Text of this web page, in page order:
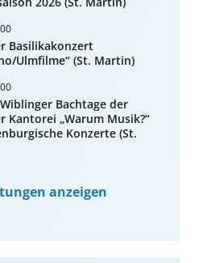
Basilikakonzert
Ulmfilme“ (St. Martin)
Bachtage der
Kantorei „Warum Musik?“
Konzerte (St.
anzeigen